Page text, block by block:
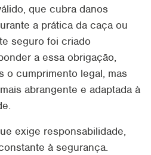
que cubra danos
a prática da caça ou
seguro foi criado
a essa obrigação,
o cumprimento legal, mas
abrangente e adaptada à
exige responsabilidade,
à segurança.